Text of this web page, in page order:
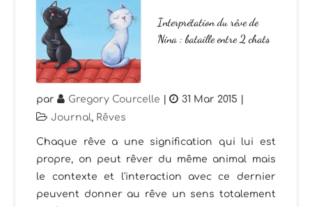
Interprétation du rêve de
Nina : bataille entre 2 chats
par Gregory Courcelle | 31 Mar 2015
Journal, Rêves
Chaque rêve a une signification qui lui est
propre, on peut rêver du même animal mais
le contexte et l'interaction avec ce dernier
peuvent donner au rêve un sens totalement